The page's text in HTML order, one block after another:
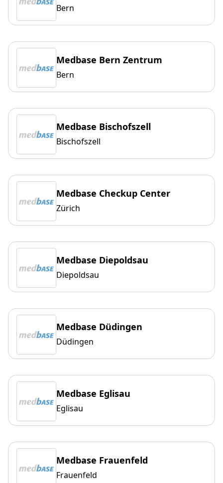
Bern
Medbase Bern Zentrum
Bern
Medbase Bischofszell
Bischofszell
Medbase Checkup Center
Zürich
Medbase Diepoldsau
Diepoldsau
Medbase Düdingen
Düdingen
Medbase Eglisau
Eglisau
Medbase Frauenfeld
Frauenfeld